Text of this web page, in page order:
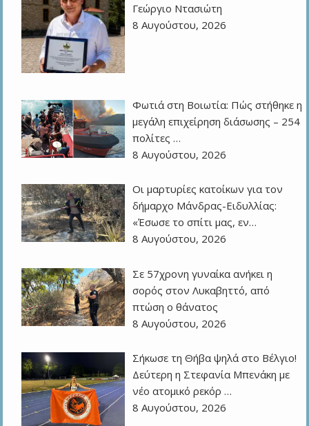
Γεώργιο Ντασιώτη
8 Αυγούστου, 2026
Φωτιά στη Βοιωτία: Πώς στήθηκε η
μεγάλη επιχείρηση διάσωσης – 254
πολίτες …
8 Αυγούστου, 2026
Οι μαρτυρίες κατοίκων για τον
δήμαρχο Μάνδρας-Ειδυλλίας:
«Έσωσε το σπίτι μας, εν…
8 Αυγούστου, 2026
Σε 57χρονη γυναίκα ανήκει η
σορός στον Λυκαβηττό, από
πτώση ο θάνατος
8 Αυγούστου, 2026
Σήκωσε τη Θήβα ψηλά στο Βέλγιο!
Δεύτερη η Στεφανία Μπενάκη με
νέο ατομικό ρεκόρ …
8 Αυγούστου, 2026